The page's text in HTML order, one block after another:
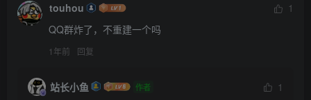
touhou
1
QQ群炸了，不重建一个吗
1年前 回复
站长小鱼 作者
1